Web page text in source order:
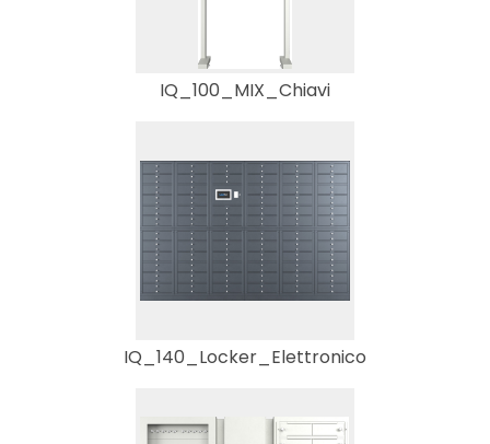
IQ_100_MIX_Chiavi
IQ_140_Locker_Elettronico